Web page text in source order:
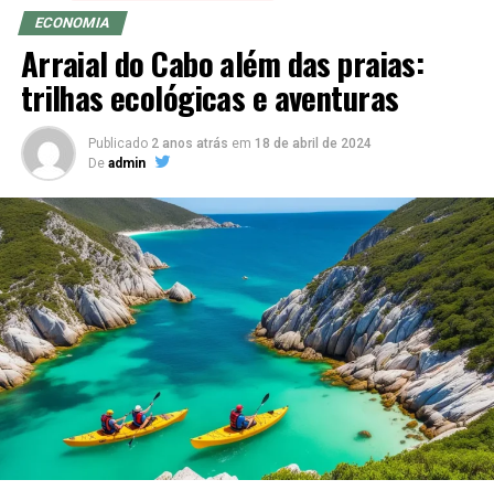
ECONOMIA
Arraial do Cabo além das praias:
trilhas ecológicas e aventuras
Publicado 2 anos atrás em 18 de abril de 2024
De admin